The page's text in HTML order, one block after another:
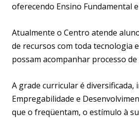
oferecendo Ensino Fundamental
Atualmente o Centro atende
de recursos com toda tecnologia
possam acompanhar processo
A grade curricular é diversificada,
Empregabilidade e
que o freqüentam, o estímulo à